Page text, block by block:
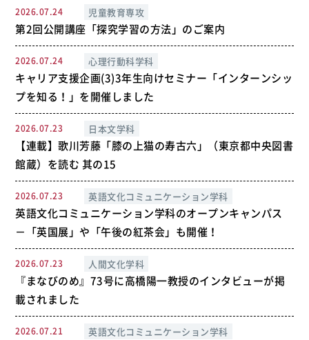
2026.07.24 児童教育専攻
第2回公開講座「探究学習の方法」のご案内
2026.07.24 心理行動科学科
キャリア支援企画(3)3年生向けセミナー「インターンシッ
プを知る！」を開催しました
2026.07.23 日本文学科
【連載】歌川芳藤「膝の上猫の寿古六」（東京都中央図書
館蔵）を読む 其の15
2026.07.23 英語文化コミュニケーション学科
英語文化コミュニケーション学科のオープンキャンパス
－「英国展」や「午後の紅茶会」も開催！
2026.07.23 人間文化学科
『まなびのめ』73号に高橋陽一教授のインタビューが掲
載されました
2026.07.21 英語文化コミュニケーション学科